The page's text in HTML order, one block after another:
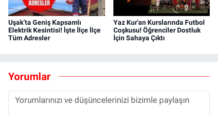
Uşak’ta Geniş Kapsamlı
Elektrik Kesintisi! İşte İlçe İlçe
Tüm Adresler
Yaz Kur'an Kurslarında Futbol
Coşkusu! Öğrenciler Dostluk
İçin Sahaya Çıktı
Yorumlar